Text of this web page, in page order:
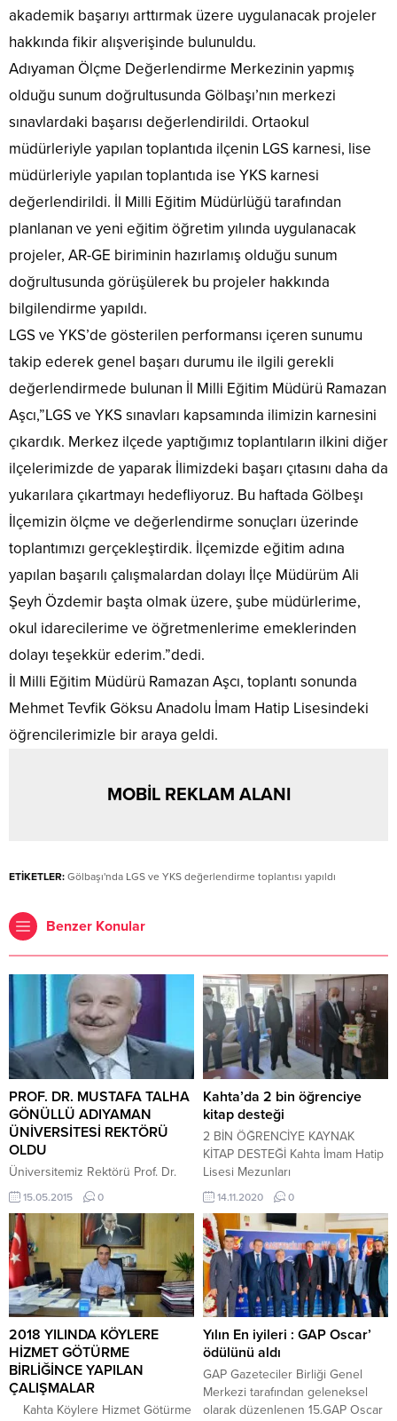
akademik başarıyı arttırmak üzere uygulanacak projeler
hakkında fikir alışverişinde bulunuldu.
Adıyaman Ölçme Değerlendirme Merkezinin yapmış
olduğu sunum doğrultusunda Gölbaşı’nın merkezi
sınavlardaki başarısı değerlendirildi. Ortaokul
müdürleriyle yapılan toplantıda ilçenin LGS karnesi, lise
müdürleriyle yapılan toplantıda ise YKS karnesi
değerlendirildi. İl Milli Eğitim Müdürlüğü tarafından
planlanan ve yeni eğitim öğretim yılında uygulanacak
projeler, AR-GE biriminin hazırlamış olduğu sunum
doğrultusunda görüşülerek bu projeler hakkında
bilgilendirme yapıldı.
LGS ve YKS’de gösterilen performansı içeren sunumu
takip ederek genel başarı durumu ile ilgili gerekli
değerlendirmede bulunan İl Milli Eğitim Müdürü Ramazan
Aşcı,”LGS ve YKS sınavları kapsamında ilimizin karnesini
çıkardık. Merkez ilçede yaptığımız toplantıların ilkini diğer
ilçelerimizde de yaparak İlimizdeki başarı çıtasını daha da
yukarılara çıkartmayı hedefliyoruz. Bu haftada Gölbeşı
İlçemizin ölçme ve değerlendirme sonuçları üzerinde
toplantımızı gerçekleştirdik. İlçemizde eğitim adına
yapılan başarılı çalışmalardan dolayı İlçe Müdürüm Ali
Şeyh Özdemir başta olmak üzere, şube müdürlerime,
okul idarecilerime ve öğretmenlerime emeklerinden
dolayı teşekkür ederim.”dedi.
İl Milli Eğitim Müdürü Ramazan Aşcı, toplantı sonunda
Mehmet Tevfik Göksu Anadolu İmam Hatip Lisesindeki
öğrencilerimizle bir araya geldi.
MOBİL REKLAM ALANI
ETİKETLER: Gölbaşı'nda LGS ve YKS değerlendirme toplantısı yapıldı
Benzer Konular
PROF. DR. MUSTAFA TALHA
GÖNÜLLÜ ADIYAMAN
ÜNİVERSİTESİ REKTÖRÜ
OLDU
Üniversitemiz Rektörü Prof. Dr.
Mustafa Talha GÖNÜLLÜ Sayın
Cumhurbaşkanı Recep Tayyip
ERDOĞAN tarafından yeniden
rektör olarak atandı.
Cumhurbaşkanı Recep Tayyip
ERDOĞAN, Türkiye Cumhuriyeti
Anayasası’nın 130’uncu ve 2547
sayılı Yükseköğretim Kanununun
13’üncü maddeleri uyarınca,
Yükseköğretim Kurulu’nun
önerdiği adaylar arasından;
Üniversitemiz Rektörü Prof. Dr.
Mustafa Talha GÖNÜLLÜ’yü atadı.
15.05.2015 0
Kahta’da 2 bin öğrenciye
kitap desteği
2 BİN ÖĞRENCİYE KAYNAK
KİTAP DESTEĞİ Kahta İmam Hatip
Lisesi Mezunları
Derneği(KİMDER),İmam Hatip
Ortaokullarında eğitim gören
yaklaşık 2 bin öğrenciye 5 bin
400 yardımcı kaynak kitap
desteğinde bulundu. Yarının
büyükleri olan öğrencilerin
eğitimlerine destek olmak
istediklerini belirten KİMDER
Başkanı Osman Dündar,
“Çocuklarımız bizim
geleceğimizdir. Geleceğe dair en
güzel yatırım eğitime...
14.11.2020 0
2018 YILINDA KÖYLERE
HİZMET GÖTÜRME
BİRLİĞİNCE YAPILAN
ÇALIŞMALAR
Kahta Köylere Hizmet Götürme
Yılın En iyileri : GAP Oscar’
ödülünü aldı
GAP Gazeteciler Birliği Genel
Merkezi tarafından geleneksel
olarak düzenlenen 15.GAP Oscar